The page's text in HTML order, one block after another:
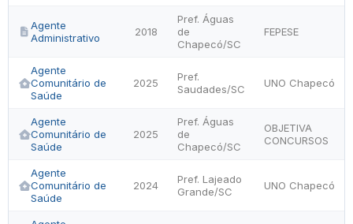
Agente
Administrativo
2018
Pref. Águas
de
Chapecó/SC
FEPESE
Agente
Comunitário de
Saúde
2025
Pref.
Saudades/SC
UNO Chapecó
Agente
Comunitário de
Saúde
2025
Pref. Águas
de
Chapecó/SC
OBJETIVA
CONCURSOS
Agente
Comunitário de
Saúde
2024
Pref. Lajeado
Grande/SC
UNO Chapecó